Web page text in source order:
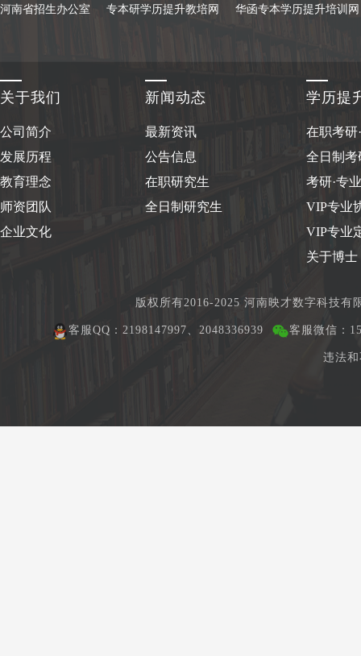
河南省招生办公室 专本研学历提升教培网 华函专本学历提升培训网
关于我们
公司简介
发展历程
教育理念
师资团队
企业文化
新闻动态
最新资讯
公告信息
在职研究生
全日制研究生
学历提
在职考研
全日制考
考研·专
VIP专业
VIP专业
关于博士
版权所有2016-2025 河南映才数字科技
客服QQ：2198147997、2048336939 客服微信：
违法